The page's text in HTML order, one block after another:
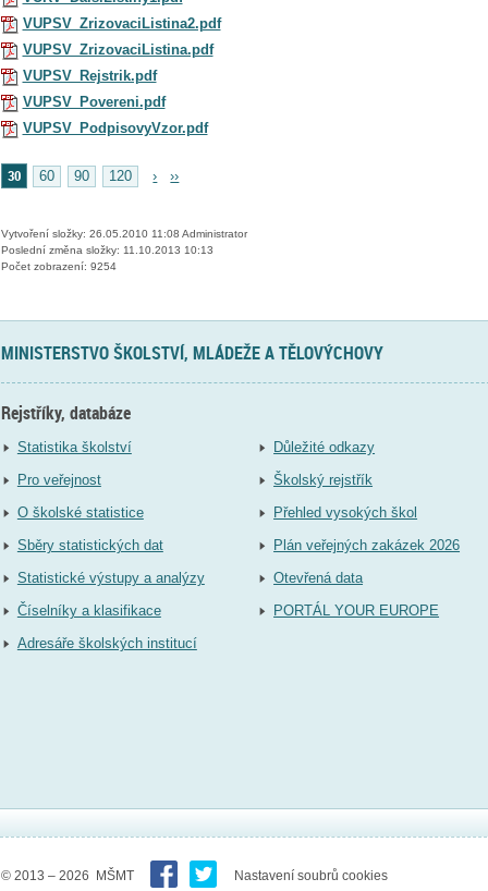
VUPSV_ZrizovaciListina2.pdf
VUPSV_ZrizovaciListina.pdf
VUPSV_Rejstrik.pdf
VUPSV_Povereni.pdf
VUPSV_PodpisovyVzor.pdf
30 60 90 120 › ››
Vytvoření složky: 26.05.2010 11:08 Administrator
Poslední změna složky: 11.10.2013 10:13
Počet zobrazení: 9254
MINISTERSTVO ŠKOLSTVÍ, MLÁDEŽE A TĚLOVÝCHOVY
Rejstříky, databáze
Statistika školství
Pro veřejnost
O školské statistice
Sběry statistických dat
Statistické výstupy a analýzy
Číselníky a klasifikace
Adresáře školských institucí
Důležité odkazy
Školský rejstřík
Přehled vysokých škol
Plán veřejných zakázek 2026
Otevřená data
PORTÁL YOUR EUROPE
© 2013 – 2026 MŠMT Nastavení soubrů cookies